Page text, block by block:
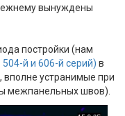
вынуждены
постройки (нам
й и 606-й серий) в
устранимые при
межпанельных швов).